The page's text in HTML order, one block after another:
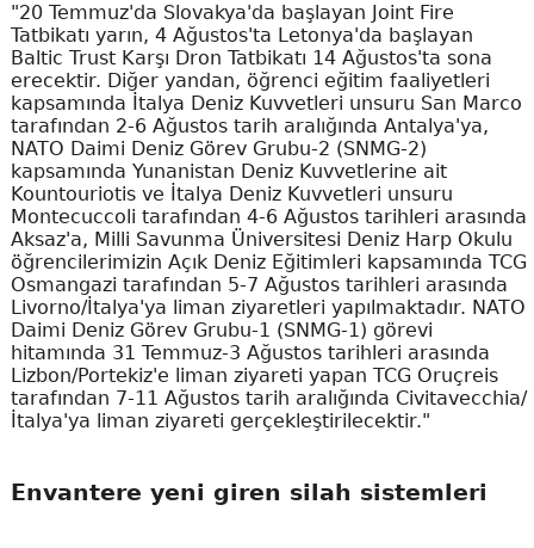
"20 Temmuz'da Slovakya'da başlayan Joint Fire
Tatbikatı yarın, 4 Ağustos'ta Letonya'da başlayan
Baltic Trust Karşı Dron Tatbikatı 14 Ağustos'ta sona
erecektir. Diğer yandan, öğrenci eğitim faaliyetleri
kapsamında İtalya Deniz Kuvvetleri unsuru San Marco
tarafından 2-6 Ağustos tarih aralığında Antalya'ya,
NATO Daimi Deniz Görev Grubu-2 (SNMG-2)
kapsamında Yunanistan Deniz Kuvvetlerine ait
Kountouriotis ve İtalya Deniz Kuvvetleri unsuru
Montecuccoli tarafından 4-6 Ağustos tarihleri arasında
Aksaz'a, Milli Savunma Üniversitesi Deniz Harp Okulu
öğrencilerimizin Açık Deniz Eğitimleri kapsamında TCG
Osmangazi tarafından 5-7 Ağustos tarihleri arasında
Livorno/İtalya'ya liman ziyaretleri yapılmaktadır. NATO
Daimi Deniz Görev Grubu-1 (SNMG-1) görevi
hitamında 31 Temmuz-3 Ağustos tarihleri arasında
Lizbon/Portekiz'e liman ziyareti yapan TCG Oruçreis
tarafından 7-11 Ağustos tarih aralığında Civitavecchia/
İtalya'ya liman ziyareti gerçekleştirilecektir."
Envantere yeni giren silah sistemleri